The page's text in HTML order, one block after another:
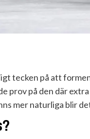
tecken på att
prov på den där
mer naturliga blir